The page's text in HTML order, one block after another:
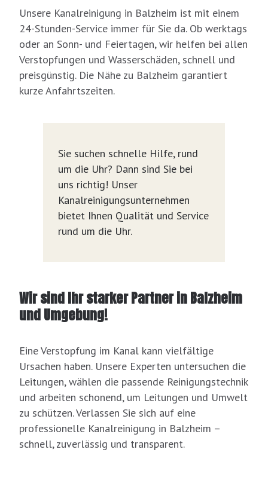
Unsere Kanalreinigung in Balzheim ist mit einem
24-Stunden-Service immer für Sie da. Ob werktags
oder an Sonn- und Feiertagen, wir helfen bei allen
Verstopfungen und Wasserschäden, schnell und
preisgünstig. Die Nähe zu Balzheim garantiert
kurze Anfahrtszeiten.
Sie suchen schnelle Hilfe, rund
um die Uhr? Dann sind Sie bei
uns richtig! Unser
Kanalreinigungsunternehmen
bietet Ihnen Qualität und Service
rund um die Uhr.
Wir sind Ihr starker Partner in Balzheim
und Umgebung!
Eine Verstopfung im Kanal kann vielfältige
Ursachen haben. Unsere Experten untersuchen die
Leitungen, wählen die passende Reinigungstechnik
und arbeiten schonend, um Leitungen und Umwelt
zu schützen. Verlassen Sie sich auf eine
professionelle Kanalreinigung in Balzheim –
schnell, zuverlässig und transparent.